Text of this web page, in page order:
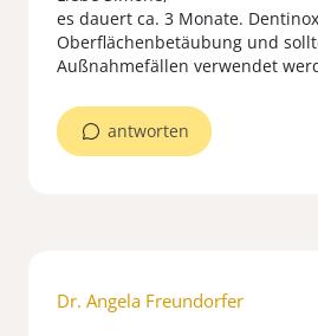
es dauert ca. 3 Monate.
Oberflächenbetäubung und
Außnahmefällen verwendet
antworten
Dr. Angela Freundorfer